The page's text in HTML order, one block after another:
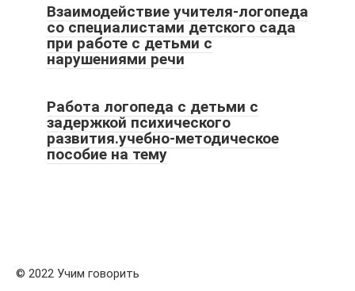
Взаимодействие учителя-логопеда
со специалистами детского сада
при работе с детьми с
нарушениями речи
Работа логопеда с детьми с
задержкой психического
развития.учебно-методическое
пособие на тему
© 2022 Учим говорить